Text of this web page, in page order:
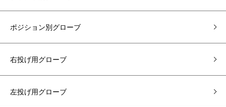
ポジション別グローブ
右投げ用グローブ
左投げ用グローブ